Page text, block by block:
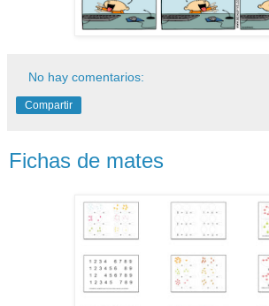
No hay comentarios:
Compartir
Fichas de mates